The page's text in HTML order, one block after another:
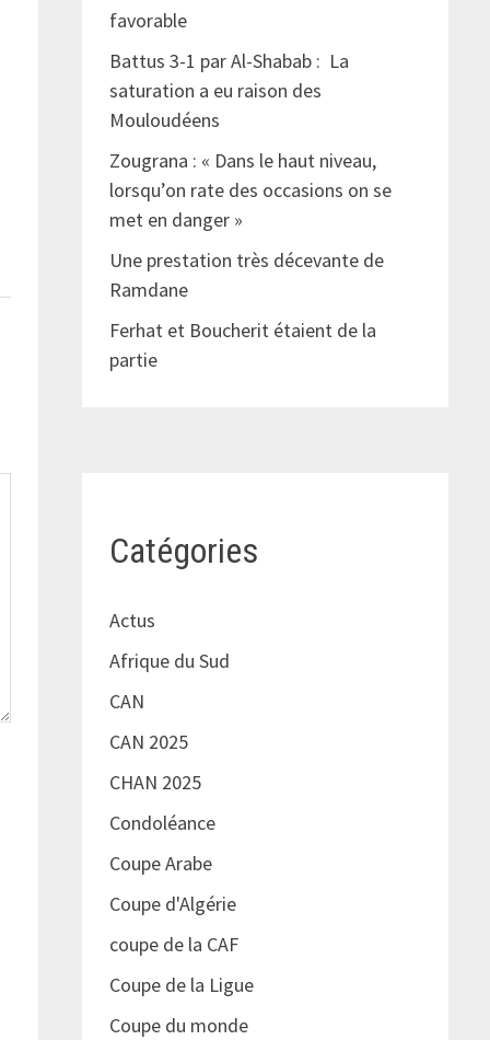
favorable
Battus 3-1 par Al-Shabab : La
saturation a eu raison des
Mouloudéens
Zougrana : « Dans le haut niveau,
lorsqu’on rate des occasions on se
met en danger »
Une prestation très décevante de
Ramdane
Ferhat et Boucherit étaient de la
partie
Catégories
Actus
Afrique du Sud
CAN
CAN 2025
CHAN 2025
Condoléance
Coupe Arabe
Coupe d'Algérie
coupe de la CAF
Coupe de la Ligue
Coupe du monde